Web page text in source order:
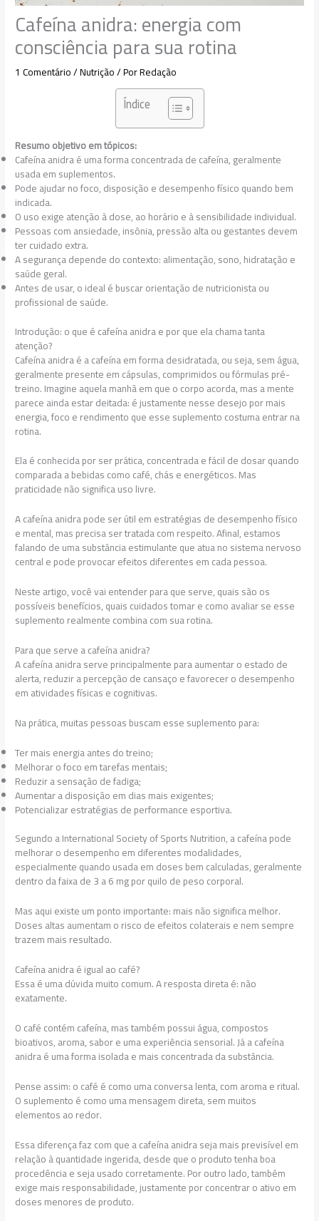
Cafeína anidra: energia com
consciência para sua rotina
1 Comentário/Nutrição/ PorRedação
Índice
Resumo objetivo em tópicos:
Cafeína anidra é uma forma concentrada de cafeína, geralmente
usada em suplementos.
Pode ajudar no foco, disposição e desempenho físico quando bem
indicada.
O uso exige atenção à dose, ao horário e à sensibilidade individual.
Pessoas com ansiedade, insônia, pressão alta ou gestantes devem
ter cuidado extra.
A segurança depende do contexto: alimentação, sono, hidratação e
saúde geral.
Antes de usar, o ideal é buscar orientação de nutricionista ou
profissional de saúde.
Introdução: o que é cafeína anidra e por que ela chama tanta
atenção?
Cafeína anidra é a cafeína em forma desidratada, ou seja, sem água,
geralmente presente em cápsulas, comprimidos ou fórmulas pré-
treino. Imagine aquela manhã em que o corpo acorda, mas a mente
parece ainda estar deitada: é justamente nesse desejo por mais
energia, foco e rendimento que esse suplemento costuma entrar na
rotina.
Ela é conhecida por ser prática, concentrada e fácil de dosar quando
comparada a bebidas como café, chás e energéticos. Mas
praticidade não significa uso livre.
A cafeína anidra pode ser útil em estratégias de desempenho físico
e mental, mas precisa ser tratada com respeito. Afinal, estamos
falando de uma substância estimulante que atua no sistema nervoso
central e pode provocar efeitos diferentes em cada pessoa.
Neste artigo, você vai entender para que serve, quais são os
possíveis benefícios, quais cuidados tomar e como avaliar se esse
suplemento realmente combina com sua rotina.
Para que serve a cafeína anidra?
A cafeína anidra serve principalmente para aumentar o estado de
alerta, reduzir a percepção de cansaço e favorecer o desempenho
em atividades físicas e cognitivas.
Na prática, muitas pessoas buscam esse suplemento para:
Ter mais energia antes do treino;
Melhorar o foco em tarefas mentais;
Reduzir a sensação de fadiga;
Aumentar a disposição em dias mais exigentes;
Potencializar estratégias de performance esportiva.
Segundo a International Society of Sports Nutrition, a cafeína pode
melhorar o desempenho em diferentes modalidades,
especialmente quando usada em doses bem calculadas, geralmente
dentro da faixa de 3 a 6 mg por quilo de peso corporal.
Mas aqui existe um ponto importante: mais não significa melhor.
Doses altas aumentam o risco de efeitos colaterais e nem sempre
trazem mais resultado.
Cafeína anidra é igual ao café?
Essa é uma dúvida muito comum. A resposta direta é: não
exatamente.
O café contém cafeína, mas também possui água, compostos
bioativos, aroma, sabor e uma experiência sensorial. Já a cafeína
anidra é uma forma isolada e mais concentrada da substância.
Pense assim: o café é como uma conversa lenta, com aroma e ritual.
O suplemento é como uma mensagem direta, sem muitos
elementos ao redor.
Essa diferença faz com que a cafeína anidra seja mais previsível em
relação à quantidade ingerida, desde que o produto tenha boa
procedência e seja usado corretamente. Por outro lado, também
exige mais responsabilidade, justamente por concentrar o ativo em
doses menores de produto.